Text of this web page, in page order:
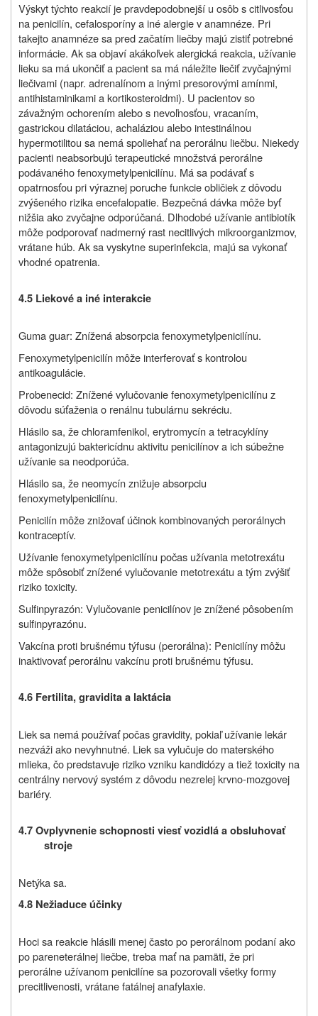
Výskyt týchto reakcií je pravdepodobnejší u osôb s citlivosťou
na penicilín, cefalosporíny a iné alergie v anamnéze. Pri
takejto anamnéze sa pred začatím liečby majú zistiť potrebné
informácie. Ak sa objaví akákoľvek alergická reakcia, užívanie
lieku sa má ukončiť a pacient sa má náležite liečiť zvyčajnými
liečivami (napr. adrenalínom a inými presorovými amínmi,
antihistaminikami a kortikosteroidmi). U pacientov so
závažným ochorením alebo s nevoľnosťou, vracaním,
gastrickou dilatáciou, achaláziou alebo intestinálnou
hypermotilitou sa nemá spoliehať na perorálnu liečbu. Niekedy
pacienti neabsorbujú terapeutické množstvá perorálne
podávaného fenoxymetylpenicilínu. Má sa podávať s
opatrnosťou pri výraznej poruche funkcie obličiek z dôvodu
zvýšeného rizika encefalopatie. Bezpečná dávka môže byť
nižšia ako zvyčajne odporúčaná. Dlhodobé užívanie antibiotík
môže podporovať nadmerný rast necitlivých mikroorganizmov,
vrátane húb. Ak sa vyskytne superinfekcia, majú sa vykonať
vhodné opatrenia.
4.5 Liekové a iné interakcie
Guma guar: Znížená absorpcia fenoxymetylpenicilínu.
Fenoxymetylpenicilín môže interferovať s kontrolou
antikoagulácie.
Probenecid: Znížené vylučovanie fenoxymetylpenicilínu z
dôvodu súťaženia o renálnu tubulárnu sekréciu.
Hlásilo sa, že chloramfenikol, erytromycín a tetracyklíny
antagonizujú baktericídnu aktivitu penicilínov a ich súbežne
užívanie sa neodporúča.
Hlásilo sa, že neomycín znižuje absorpciu
fenoxymetylpenicilínu.
Penicilín môže znižovať účinok kombinovaných perorálnych
kontraceptív.
Užívanie fenoxymetylpenicilínu počas užívania metotrexátu
môže spôsobiť znížené vylučovanie metotrexátu a tým zvýšiť
riziko toxicity.
Sulfinpyrazón: Vylučovanie penicilínov je znížené pôsobením
sulfinpyrazónu.
Vakcína proti brušnému týfusu (perorálna): Penicilíny môžu
inaktivovať perorálnu vakcínu proti brušnému týfusu.
4.6 Fertilita, gravidita a laktácia
Liek sa nemá používať počas gravidity, pokiaľ užívanie lekár
nezváži ako nevyhnutné. Liek sa vylučuje do materského
mlieka, čo predstavuje riziko vzniku kandidózy a tiež toxicity na
centrálny nervový systém z dôvodu nezrelej krvno-mozgovej
bariéry.
4.7 Ovplyvnenie schopnosti viesť vozidlá a obsluhovať
stroje
Netýka sa.
4.8 Nežiaduce účinky
Hoci sa reakcie hlásili menej často po perorálnom podaní ako
po pareneterálnej liečbe, treba mať na pamäti, že pri
perorálne užívanom penicilíne sa pozorovali všetky formy
precitlivenosti, vrátane fatálnej anafylaxie.